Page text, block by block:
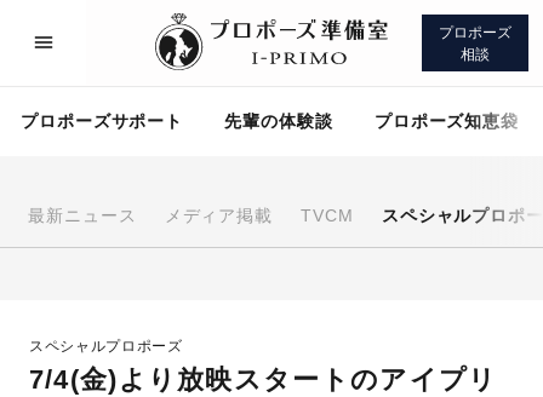
プロポーズ
相談
プロポーズサポート 先輩の体験談 プロポーズ知恵袋
最新ニュース メディア掲載 TVCM スペシャルプロポ
スペシャルプロポーズ
7/4(金)より放映スタートのアイプリ
プロポーズサポート 先輩の体験談
プロポーズ知恵袋